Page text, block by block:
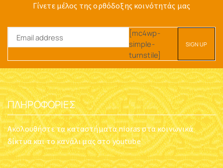
Γίνετε μέλος της ορθόδοξης κοινότητάς μας
[mc4wp-
simple-
turnstile]
ΠΛΗΡΟΦΟΡΊΕΣ
Ακολουθήστε τα καταστήματα nioras στα κοινωνικά
δίκτυα και το κανάλι μας στο youtube